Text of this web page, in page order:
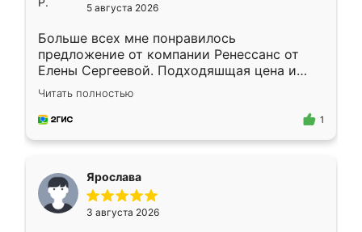
5 августа 2026
Больше всех мне понравилось
предложение от компании Ренессанс от
Елены Сергеевой. Подходяшщая цена и
короткие сроки изготовления. Приехавший
для замера сотрудник Владислав
предложил по моему эскизу самый
Читать полностью
1
Ярослава
3 августа 2026